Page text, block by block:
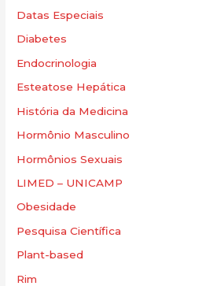
Datas Especiais
Diabetes
Endocrinologia
Esteatose Hepática
História da Medicina
Hormônio Masculino
Hormônios Sexuais
LIMED – UNICAMP
Obesidade
Pesquisa Científica
Plant-based
Rim